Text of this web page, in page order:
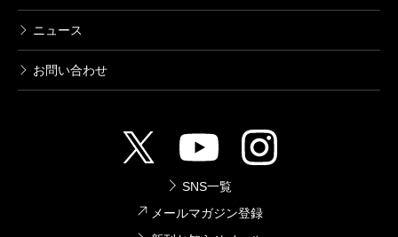
ニュース
お問い合わせ
SNS一覧
メールマガジン登録